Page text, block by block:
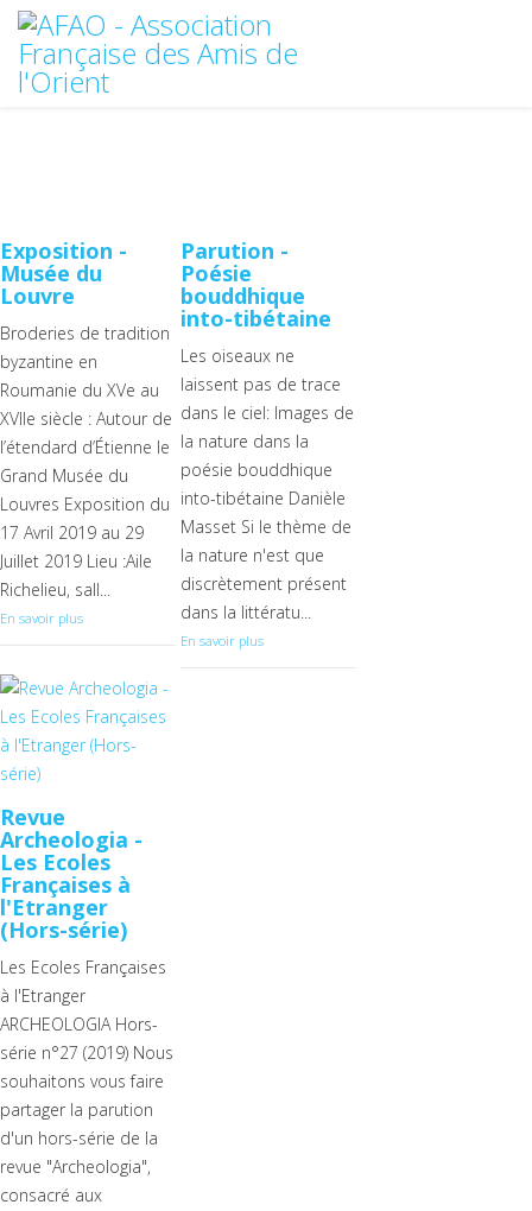
Exposition -
Musée du
Louvre
Broderies de tradition
byzantine en
Roumanie du XVe au
XVIIe siècle : Autour de
l’étendard d’Étienne le
Grand Musée du
Louvres Exposition du
17 Avril 2019 au 29
Juillet 2019 Lieu :Aile
Richelieu, sall...
En savoir plus
Parution -
Poésie
bouddhique
into-tibétaine
Les oiseaux ne
laissent pas de trace
dans le ciel: Images de
la nature dans la
poésie bouddhique
into-tibétaine Danièle
Masset Si le thème de
la nature n'est que
discrètement présent
dans la littératu...
En savoir plus
Revue
Archeologia -
Les Ecoles
Françaises à
l'Etranger
(Hors-série)
Les Ecoles Françaises
à l'Etranger
ARCHEOLOGIA Hors-
série n°27 (2019) Nous
souhaitons vous faire
partager la parution
d'un hors-série de la
revue "Archeologia",
consacré aux